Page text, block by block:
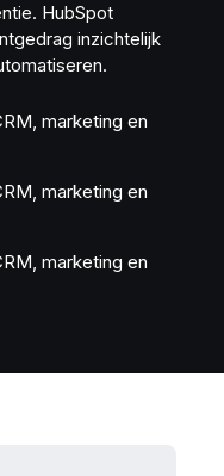
HubSpot
inzichtelijk
marketing en
marketing en
marketing en